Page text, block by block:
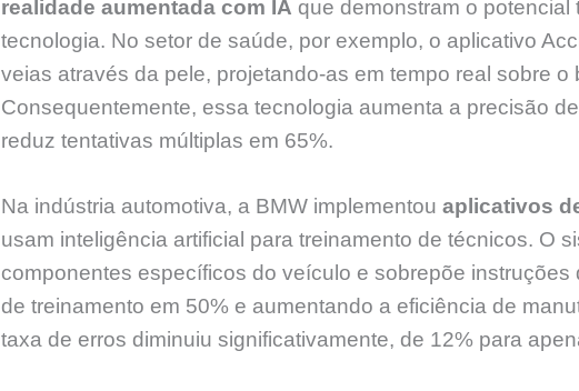
realidade aumentada com IA que demonstram o potencial
tecnologia. No setor de saúde, por exemplo, o aplicativo
veias através da pele, projetando-as em tempo real sobre o
Consequentemente, essa tecnologia aumenta a precisão
reduz tentativas múltiplas em 65%.
Na indústria automotiva, a BMW implementou aplicativos
usam inteligência artificial para treinamento de técnicos. O
componentes específicos do veículo e sobrepõe
de treinamento em 50% e aumentando a eficiência de
taxa de erros diminuiu significativamente, de 12% para